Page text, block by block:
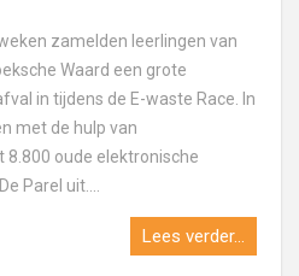
zamelden leerlingen van
Waard een grote
in tijdens de E-waste Race. In
met de hulp van
oude elektronische
Parel uit....
Lees verder...